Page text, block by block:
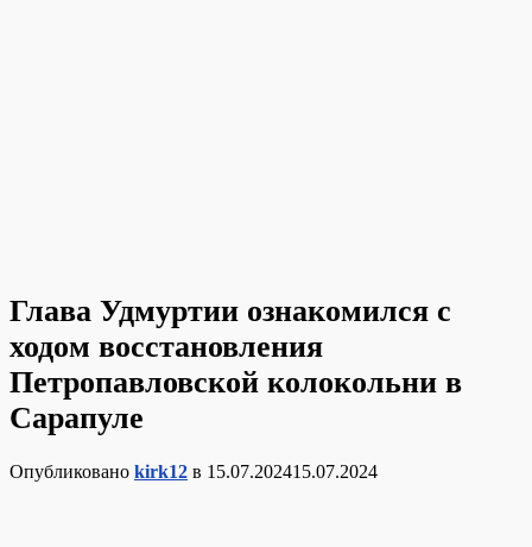
Глава Удмуртии ознакомился с
ходом восстановления
Петропавловской колокольни в
Сарапуле
Опубликовано kirk12 в 15.07.202415.07.2024